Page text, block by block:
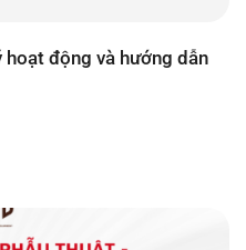
hoạt động và hướng dẫn